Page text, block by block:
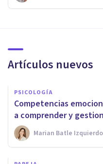
Artículos nuevos
PSICOLOGÍA
Competencias
a comprender y
Marian Batle Izquierdo